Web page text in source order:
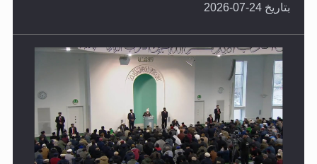
بتاريخ 24-07-2026